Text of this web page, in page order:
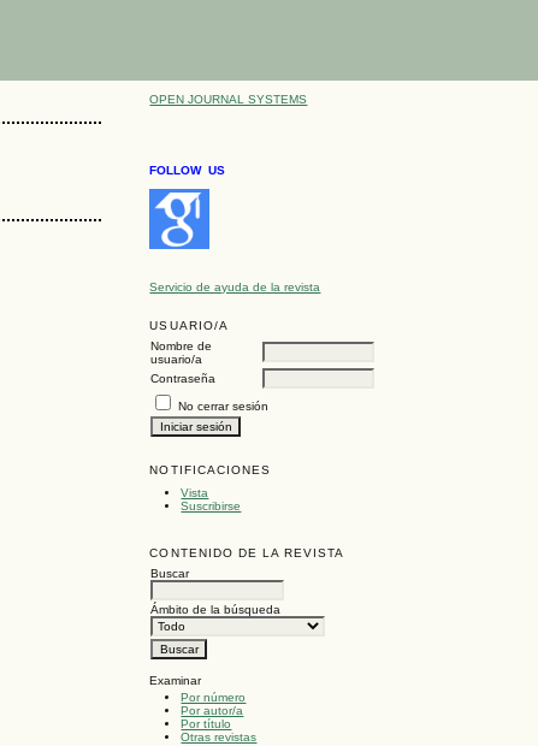
OPEN JOURNAL SYSTEMS
FOLLOW US
Servicio de ayuda de la revista
USUARIO/A
Nombre de
usuario/a
Contraseña
No cerrar sesión
NOTIFICACIONES
Vista
Suscribirse
CONTENIDO DE LA REVISTA
Buscar
Ámbito de la búsqueda
Examinar
Por número
Por autor/a
Por título
Otras revistas